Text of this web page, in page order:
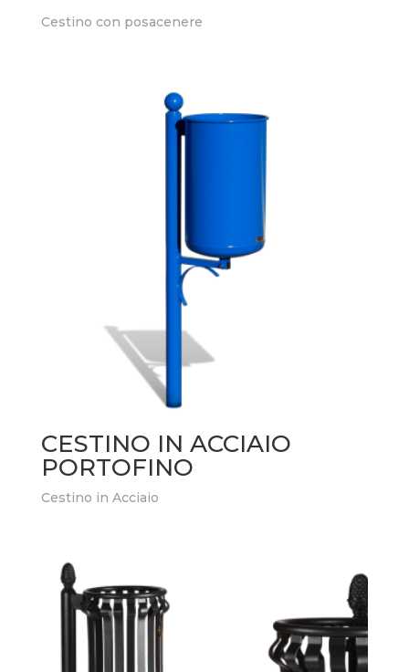
Cestino con posacenere
CESTINO IN ACCIAIO
PORTOFINO
Cestino in Acciaio